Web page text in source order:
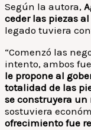
Según la autora,
ceder las piezas al
legado tuviera
“Comenzó las
intento, ambos
le propone al
totalidad de las
se construyera un
sostuviera
ofrecimiento fue